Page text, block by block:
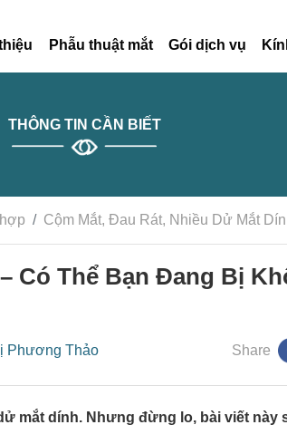
Phẫu thuật mắt Gói dịch vụ
THÔNG TIN CẦN BIẾT
Cộm Mắt, Đau Rát, Nhiều Dử Mắt
Có Thể Bạn Đang Bị
Phương Thảo Share
mắt dính. Nhưng đừng lo, bài viết này